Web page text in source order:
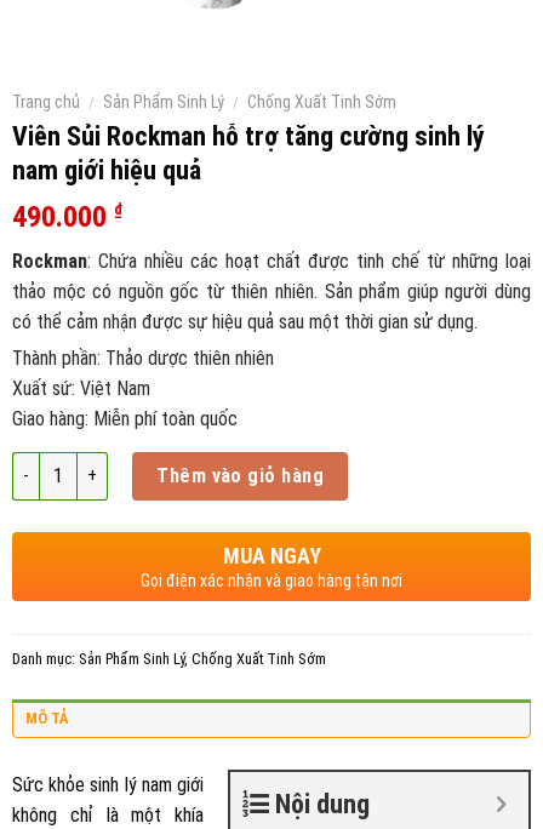
Trang chủ / Sản Phẩm Sinh Lý / Chống Xuất Tinh Sớm
Viên Sủi Rockman hỗ trợ tăng cường sinh lý
nam giới hiệu quả
490.000 ₫
Rockman: Chứa nhiều các hoạt chất được tinh chế từ những loại
thảo mộc có nguồn gốc từ thiên nhiên. Sản phẩm giúp người dùng
có thể cảm nhận được sự hiệu quả sau một thời gian sử dụng.
Thành phần: Thảo dược thiên nhiên
Xuất sứ: Việt Nam
Giao hàng: Miễn phí toàn quốc
Số lượng Thêm vào giỏ hàng
MUA NGAY
Gọi điện xác nhận và giao hàng tận nơi
Danh mục: Sản Phẩm Sinh Lý, Chống Xuất Tinh Sớm
MÔ TẢ
Nội dung
Sức khỏe sinh lý nam giới
không chỉ là một khía